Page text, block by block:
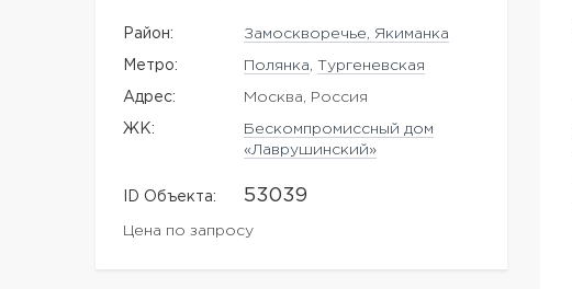
Район: Замоскворечье, Якиманка
Метро: Полянка ,Тургеневская
Адрес: Москва, Россия
ЖK:
Бескомпромиссный дом
«Лаврушинский»
ID Объекта: 53039
Цена по запросу